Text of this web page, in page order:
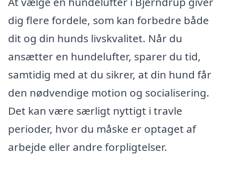
dig flere fordele, som kan forbedre både
dit og din hunds livskvalitet. Når du
ansætter en hundelufter, sparer du tid,
samtidig med at du sikrer, at din hund får
den nødvendige motion og socialisering.
Det kan være særligt nyttigt i travle
perioder, hvor du måske er optaget af
arbejde eller andre forpligtelser.